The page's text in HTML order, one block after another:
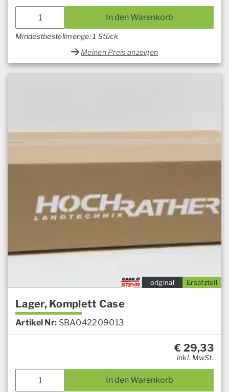
In den Warenkorb
Mindestbestellmenge: 1 Stück
Meinen Preis anzeigen
Ersatzteil
original
Lager, Komplett Case
Artikel Nr: SBA042209013
€ 29,33
inkl. MwSt.
In den Warenkorb